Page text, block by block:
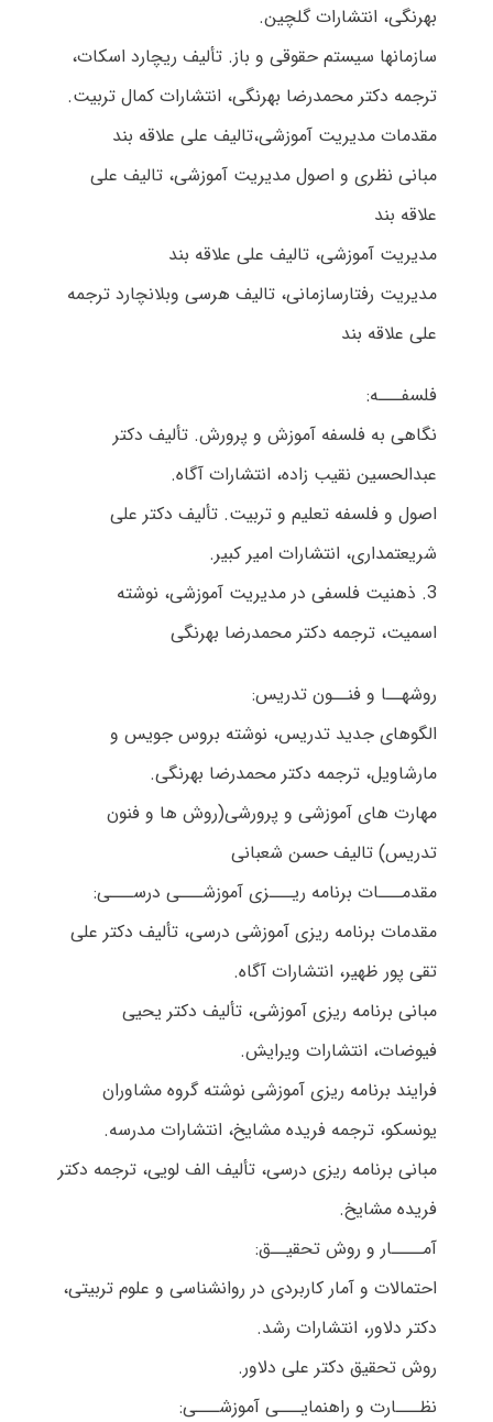
بهرنگی، انتشارات گلچین.
سازمانها سیستم حقوقی و باز. تألیف ریچارد اسکات،
ترجمه دکتر محمدرضا بهرنگی، انتشارات کمال تربیت.
مقدمات مدیریت آموزشی،تالیف علی علاقه بند
مبانی نظری و اصول مدیریت آموزشی، تالیف علی
علاقه بند
مدیریت آموزشی، تالیف علی علاقه بند
مدیریت رفتارسازمانی، تالیف هرسی وبلانچارد ترجمه
علی علاقه بند
فلسفـــه:
نگاهی به فلسفه آموزش و پرورش. تألیف دکتر
عبدالحسین نقیب زاده، انتشارات آگاه.
اصول و فلسفه تعلیم و تربیت. تألیف دکتر علی
شریعتمداری، انتشارات امیر کبیر.
3. ذهنیت فلسفی در مدیریت آموزشی، نوشته
اسمیت، ترجمه دکتر محمدرضا بهرنگی
روشهــا و فنــون تدریس:
الگوهای جدید تدریس، نوشته بروس جویس و
مارشاویل، ترجمه دکتر محمدرضا بهرنگی.
مهارت های آموزشی و پرورشی(روش ها و فنون
تدریس) تالیف حسن شعبانی
مقدمـــات برنامه ریـــزی آموزشـــی درســـی:
مقدمات برنامه ریزی آموزشی درسی، تألیف دکتر علی
تقی پور ظهیر، انتشارات آگاه.
مبانی برنامه ریزی آموزشی، تألیف دکتر یحیی
فیوضات، انتشارات ویرایش.
فرایند برنامه ریزی آموزشی نوشته گروه مشاوران
یونسکو، ترجمه فریده مشایخ، انتشارات مدرسه.
مبانی برنامه ریزی درسی، تألیف الف لویی، ترجمه دکتر
فریده مشایخ.
آمــــار و روش تحقیــق:
احتمالات و آمار کاربردی در روانشناسی و علوم تربیتی،
دکتر دلاور، انتشارات رشد.
روش تحقیق دکتر علی دلاور.
نظـــارت و راهنمایـــی آموزشـــی: